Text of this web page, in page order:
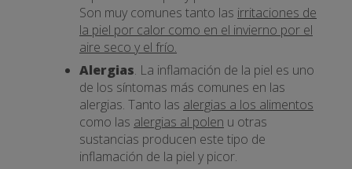
Son muy comunes tanto las irritaciones de
la piel por calor como en el invierno por el
aire seco y el frío.
Alergias. La inflamación de la piel es uno
de los síntomas más comunes en las
alergias. Tanto las alergias a los alimentos
como las alergias al polen u otras
sustancias producen este tipo de
inflamación de la piel y picor.